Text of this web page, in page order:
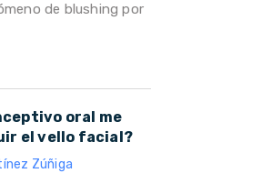
de blushing por
oral me
el vello facial?
Zúñiga